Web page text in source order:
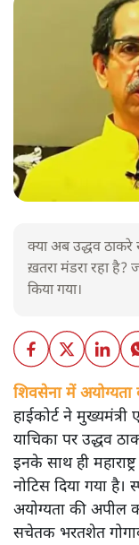
क्या अब उद्धव ठाकरे
ख़तरा मंडरा रहा है?
किया गया।
शिवसेना में अयोग्यता
हाईकोर्ट ने
याचिका पर उद्धव
इनके साथ ही
नोटिस दिया गया
अयोग्यता की अपील
सचेतक भरतशेत